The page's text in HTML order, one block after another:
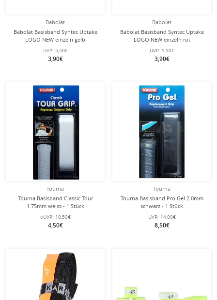
Babolat
Babolat Basisband Syntec Uptake
LOGO NEW einzeln gelb
UVP: 5,50€
3,90€
Babolat
Babolat Basisband Syntec Uptake
LOGO NEW einzeln rot
UVP: 5,50€
3,90€
Tourna
Tourna Basisband Classic Tour
1.75mm weiss - 1 Stück
eUVP: 10,50€
4,50€
Tourna
Tourna Basisband Pro Gel 2.0mm
schwarz - 1 Stück
UVP: 14,00€
8,50€